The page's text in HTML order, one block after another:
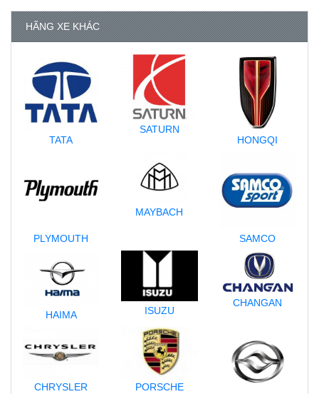
HÃNG XE KHÁC
TATA
SATURN
HONGQI
PLYMOUTH
MAYBACH
SAMCO
HAIMA ISUZU
CHANGAN
CHRYSLER
PORSCHE